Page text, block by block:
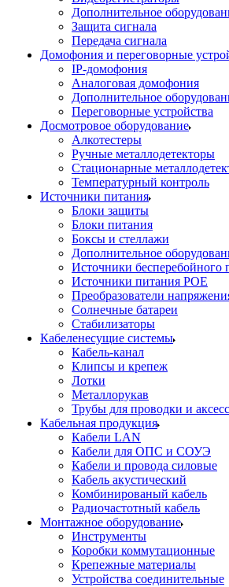
Дополнительное
Защита сигнала
Передача сигнала
Домофония и переговорные
IP-домофония
Аналоговая домофония
Дополнительное
Переговорные устройства
Досмотровое оборудование
Алкотестеры
Ручные металлодетекторы
Стационарные
Температурный контроль
Источники питания
Блоки защиты
Блоки питания
Боксы и стеллажи
Дополнительное
Источники бесперебойного
Источники питания POE
Преобразователи
Солнечные батареи
Стабилизаторы
Кабеленесущие системы
Кабель-канал
Клипсы и крепеж
Лотки
Металлорукав
Трубы для проводки и
Кабельная продукция
Кабели LAN
Кабели для ОПС и СОУЭ
Кабели и провода силовые
Кабель акустический
Комбинированый кабель
Радиочастотный кабель
Монтажное оборудование
Инструменты
Коробки коммутационные
Крепежные материалы
Устройства соединительные